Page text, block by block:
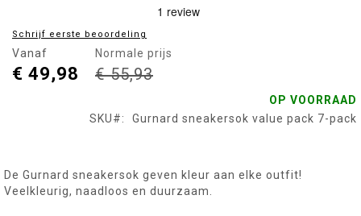
van
de
afbeeldingen-
Schrijf eerste beoordeling
Vanaf
€ 49,98
Normale prijs
€ 55,93
OP VOORRAAD
SKU
Gurnard sneakersok value pack 7-pack
De Gurnard sneakersok geven kleur aan elke outfit!
Veelkleurig, naadloos en duurzaam.